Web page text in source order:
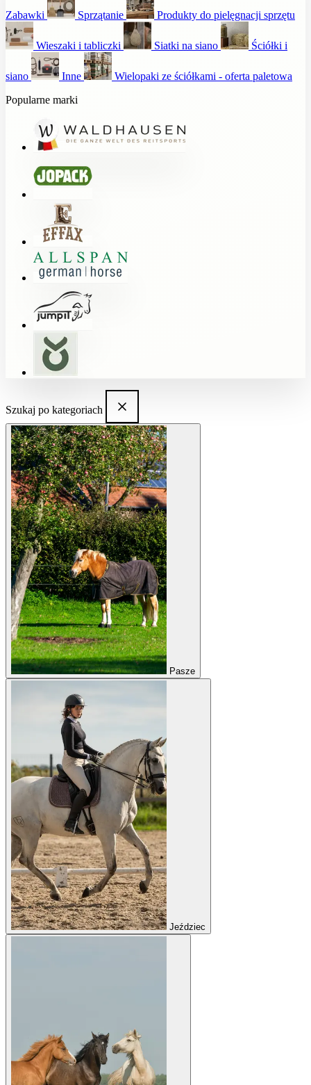
Zabawki Sprzątanie Produkty do pielęgnacji sprzętu
Wieszaki i tabliczki Siatki na siano Ściółki i
siano Inne
Wielopaki ze ściółkami - oferta paletowa
Popularne marki
Szukaj po kategoriach
Pasze
Jeździec